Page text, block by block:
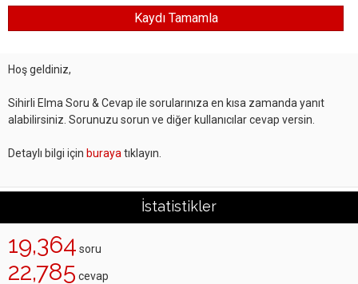
Hoş geldiniz,
Sihirli Elma Soru & Cevap ile sorularınıza en kısa zamanda yanıt
alabilirsiniz. Sorunuzu sorun ve diğer kullanıcılar cevap versin.
Detaylı bilgi için buraya tıklayın.
İstatistikler
19,364 soru
22,785 cevap